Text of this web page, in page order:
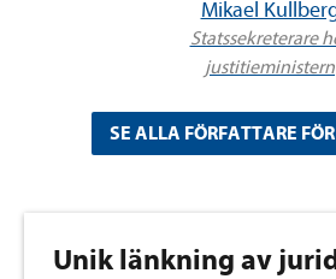
Mikael
Statssekreterare
justitieministern
SE ALLA FÖRFATTARE
Unik länkning av